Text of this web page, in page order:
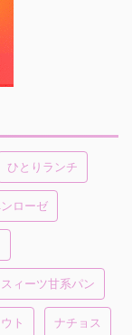
ひとりランチ
ローゼ
スィーツ甘系パン
ト ナチョス